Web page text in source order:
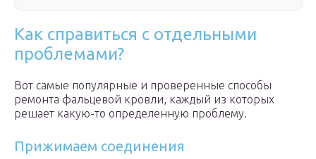
Как справиться с отдельными
проблемами?
Вот самые популярные и проверенные способы
ремонта фальцевой кровли, каждый из которых
решает какую-то определенную проблему.
Прижимаем соединения